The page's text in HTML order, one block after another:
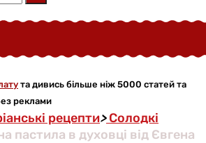
та дивись більше ніж 5000 статей та
реклами
рецепти>Солодкі
пастила в духовці від Євгена